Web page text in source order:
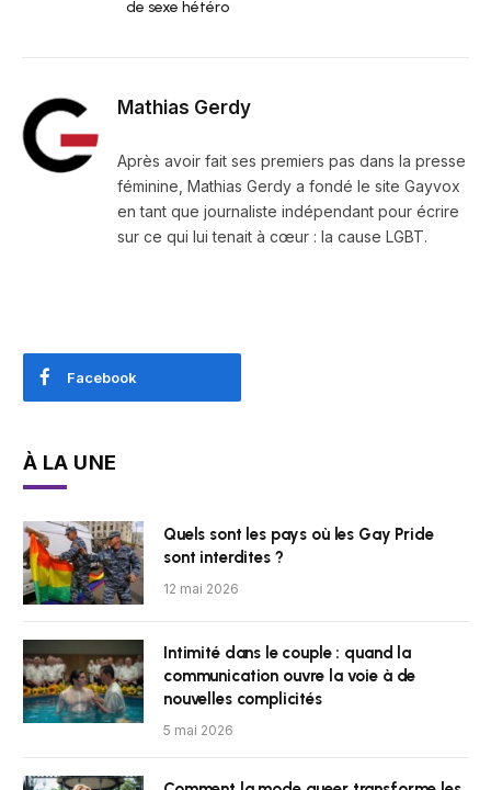
de sexe hétéro
Mathias Gerdy
Après avoir fait ses premiers pas dans la presse
féminine, Mathias Gerdy a fondé le site Gayvox
en tant que journaliste indépendant pour écrire
sur ce qui lui tenait à cœur : la cause LGBT.
Facebook
À LA UNE
Quels sont les pays où les Gay Pride
sont interdites ?
12 mai 2026
Intimité dans le couple : quand la
communication ouvre la voie à de
nouvelles complicités
5 mai 2026